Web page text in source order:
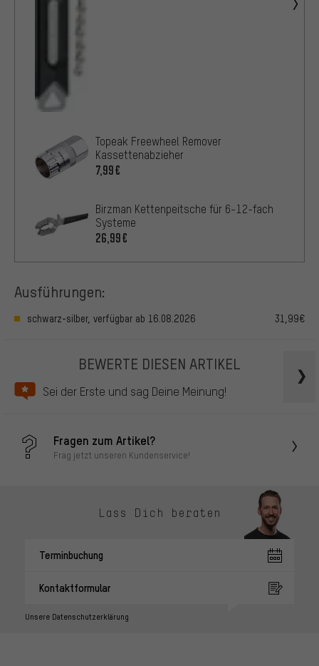
Topeak Freewheel Remover
Kassettenabzieher
7,99€
Birzman Kettenpeitsche für 6-12-fach
Systeme
26,99€
Ausführungen:
schwarz-silber, verfügbar ab 16.08.2026 31,99€
BEWERTE DIESEN ARTIKEL
Sei der Erste und sag Deine Meinung!
Fragen zum Artikel?
Frag jetzt unseren Kundenservice!
Lass Dich beraten
Terminbuchung
Kontaktformular
Unsere Datenschutzerklärung